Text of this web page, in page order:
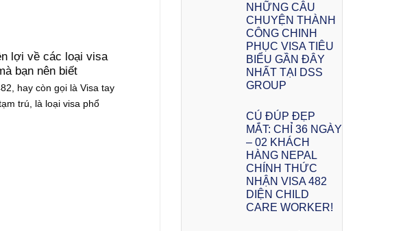
lợi về các loại visa
bạn nên biết
hay còn gọi là Visa tay
trú, là loại visa phổ
NHỮNG CÂU
CHUYỆN THÀNH
CÔNG CHINH
PHỤC VISA TIÊU
BIỂU GẦN ĐÂY
NHẤT TẠI DSS
GROUP
CÚ ĐÚP ĐẸP
MẮT: CHỈ 36 NGÀY
– 02 KHÁCH
HÀNG NEPAL
CHÍNH THỨC
NHẬN VISA 482
DIỆN CHILD
CARE WORKER!